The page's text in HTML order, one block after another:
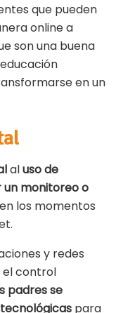
que pueden
online a
son una buena
en un
aluso de
monitoreo o
en los momentos
y redes
el control
padres se
para